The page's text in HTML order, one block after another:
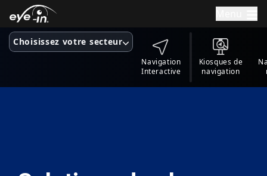
Choisissez votre secteur
Navigation
Interactive
Kiosques de
navigation